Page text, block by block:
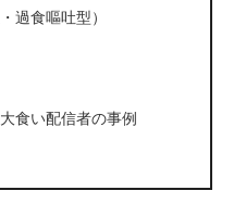
過食嘔吐型）
食い配信者の事例